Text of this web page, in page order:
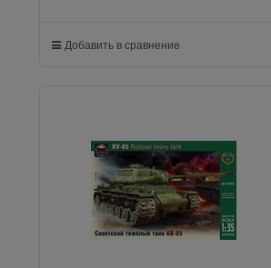
Добавить в сравнение